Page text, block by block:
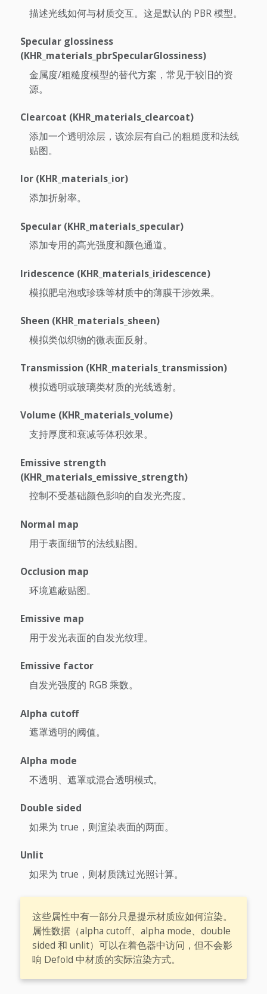
描述光线如何与材质交互。这是默认的 PBR 模型。
Specular glossiness
(KHR_materials_pbrSpecularGlossiness)
金属度/粗糙度模型的替代方案，常见于较旧的资
源。
Clearcoat (KHR_materials_clearcoat)
添加一个透明涂层，该涂层有自己的粗糙度和法线
贴图。
Ior (KHR_materials_ior)
添加折射率。
Specular (KHR_materials_specular)
添加专用的高光强度和颜色通道。
Iridescence (KHR_materials_iridescence)
模拟肥皂泡或珍珠等材质中的薄膜干涉效果。
Sheen (KHR_materials_sheen)
模拟类似织物的微表面反射。
Transmission (KHR_materials_transmission)
模拟透明或玻璃类材质的光线透射。
Volume (KHR_materials_volume)
支持厚度和衰减等体积效果。
Emissive strength
(KHR_materials_emissive_strength)
控制不受基础颜色影响的自发光亮度。
Normal map
用于表面细节的法线贴图。
Occlusion map
环境遮蔽贴图。
Emissive map
用于发光表面的自发光纹理。
Emissive factor
自发光强度的 RGB 乘数。
Alpha cutoff
遮罩透明的阈值。
Alpha mode
不透明、遮罩或混合透明模式。
Double sided
如果为 true，则渲染表面的两面。
Unlit
如果为 true，则材质跳过光照计算。
这些属性中有一部分只是提示材质应如何渲染。
属性数据（alpha cutoff、alpha mode、double
sided 和 unlit）可以在着色器中访问，但不会影
响 Defold 中材质的实际渲染方式。